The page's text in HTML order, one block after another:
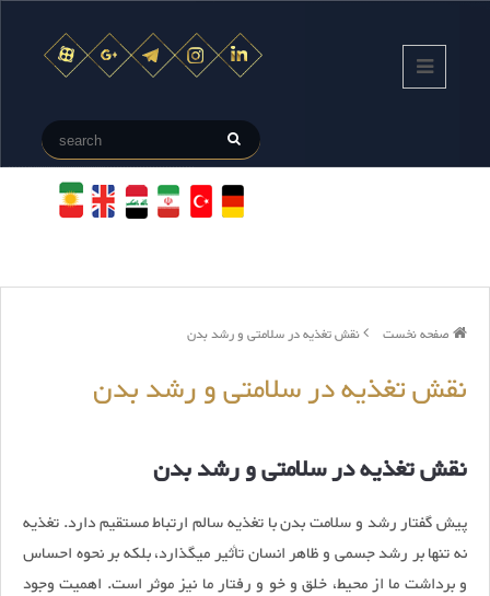
صفحه نخست نقش تغذیه در سلامتی و رشد بدن
نقش تغذیه در سلامتی و رشد بدن
نقش تغذیه در سلامتی و رشد بدن
پیش گفتار رشد و سلامت بدن با تغذیه سالم ارتباط مستقیم دارد. تغذیه
نه تنها بر رشد جسمی و ظاهر انسان تأثیر میگذارد، بلکه بر نحوه احساس
و برداشت ما از محیط، خلق و خو و رفتار ما نیز موثر است. اهمیت وجود